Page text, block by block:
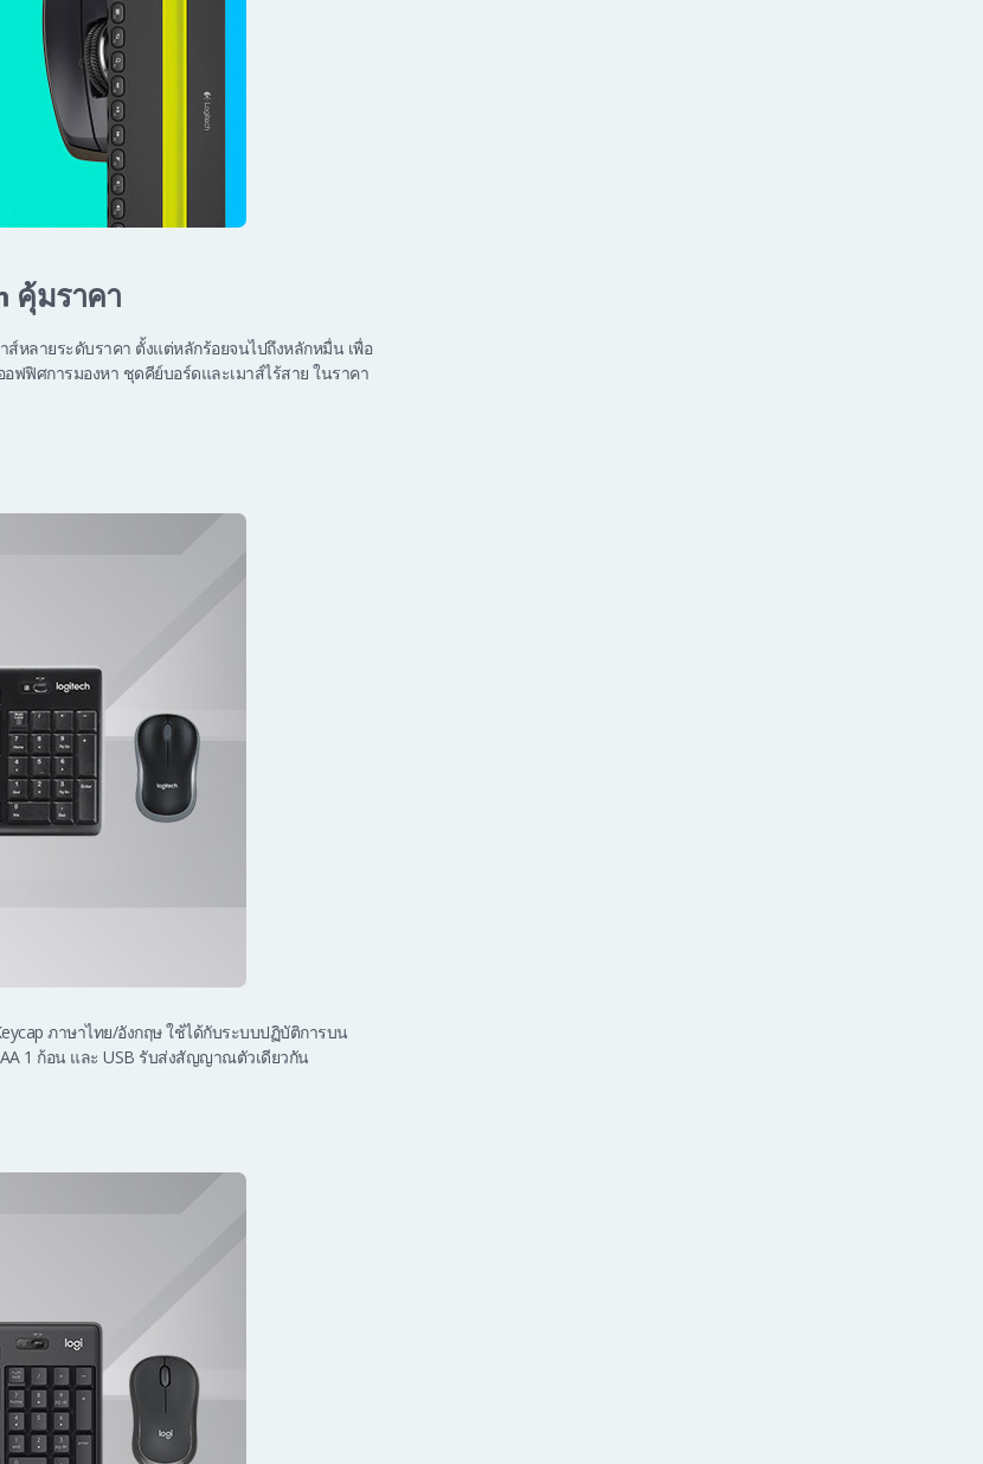
คุ้มราคา
หลายระดับราคา ตั้งแต่หลักร้อยจนไปถึงหลักหมื่น เพื่อ
ฟฟิศการมองหา ชุดคีย์บอร์ดและเมาส์ไร้สาย ในราคา
ภาษาไทย/อังกฤษ ใช้ได้กับระบบปฏิบัติการบน
1 ก้อน และ USB รับส่งสัญญาณตัวเดียวกัน